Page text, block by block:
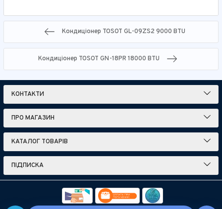
Кондиціонер TOSOT GL-09ZS2 9000 BTU
Кондиціонер TOSOT GN-18PR 18000 BTU
КОНТАКТИ
ПРО МАГАЗИН
КАТАЛОГ ТОВАРІВ
ПІДПИСКА